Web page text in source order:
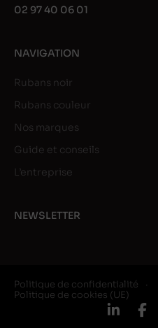
02 97 40 06 01
NAVIGATION
Rubans noir
Rubans couleur
Nos marques
Guide et conseils
L’entreprise
NEWSLETTER
Politique de confidentialité
Politique de cookies (UE)